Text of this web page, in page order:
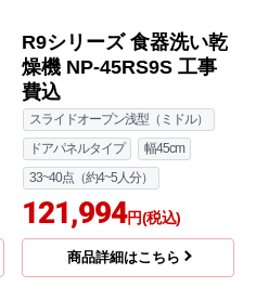
116,014 円(税込)
商品詳細はこちら
パナソニック
商品コード：NP-45RS9S-KJ
R9シリーズ 食器洗い乾
燥機 NP-45RS9S 工事
費込